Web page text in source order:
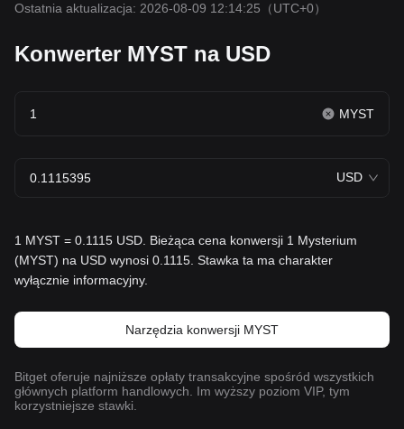
Ostatnia aktualizacja: 2026-08-09 12:14:25 （UTC+0）
Konwerter MYST na USD
MYST
USD
1 MYST = 0.1115 USD. Bieżąca cena konwersji 1 Mysterium
(MYST) na USD wynosi 0.1115. Stawka ta ma charakter
wyłącznie informacyjny.
Narzędzia konwersji MYST
Bitget oferuje najniższe opłaty transakcyjne spośród wszystkich
głównych platform handlowych. Im wyższy poziom VIP, tym
korzystniejsze stawki.